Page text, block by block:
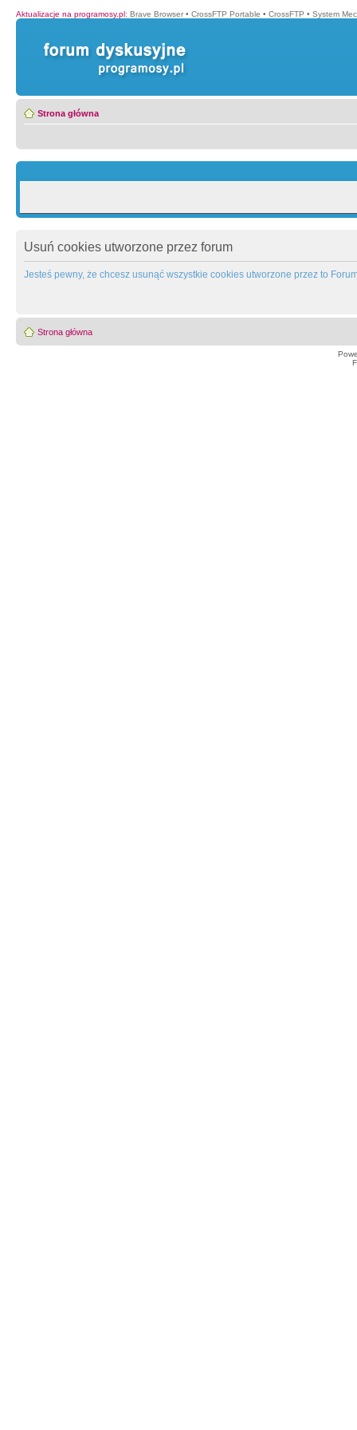
Aktualizacje na programosy.pl: Brave Browser • CrossFTP Portable • CrossFTP • System
Strona główna
Usuń cookies utworzone przez forum
Jesteś pewny, że chcesz usunąć wszystkie cookies utworzone przez to
Strona główna